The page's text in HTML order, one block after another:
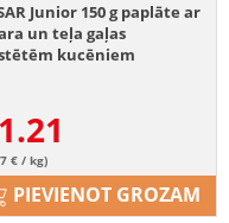
Junior 150 g paplāte ar
un teļa gaļas
kucēniem
1.21
€ / kg)
PIEVIENOT GROZAM